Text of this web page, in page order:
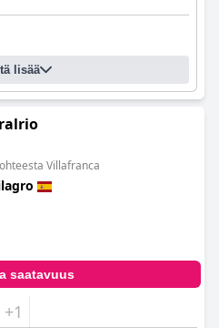
lisää
Villafranca
saatavuus
+1